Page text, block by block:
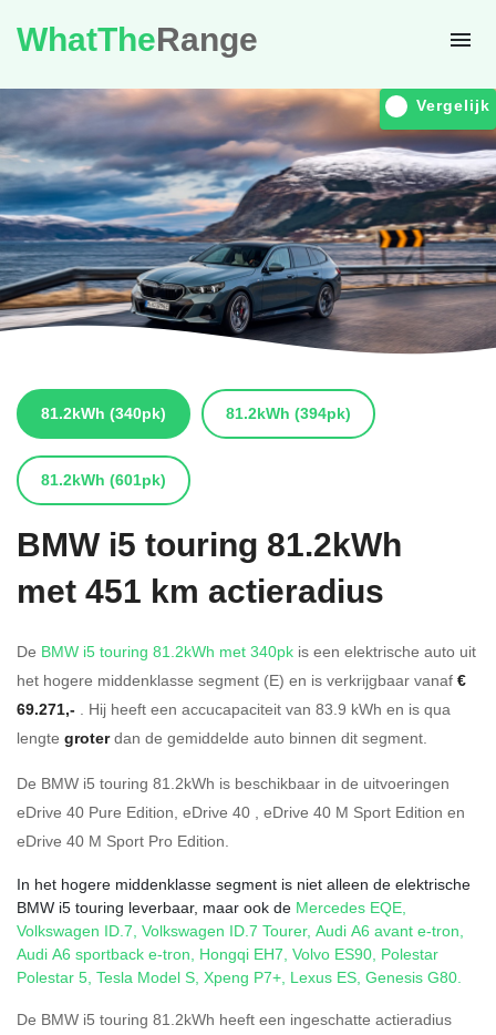
WhatTheRange
Vergelijk
81.2kWh (340pk) 81.2kWh (394pk)
81.2kWh (601pk)
BMWi5 touring 81.2kWh
met 451 km actieradius
De BMW i5 touring 81.2kWh met 340pk is een elektrische auto uit
het hogere middenklasse segment (E) en is verkrijgbaar vanaf €
69.271,- . Hij heeft een accucapaciteit van 83.9 kWh en is qua
lengte groterdan de gemiddelde auto binnen dit segment.
De BMW i5 touring 81.2kWh is beschikbaar in de uitvoeringen
eDrive 40 Pure Edition, eDrive 40 , eDrive 40 M Sport Edition en
eDrive 40 M Sport Pro Edition.
In het hogere middenklasse segment is niet alleen de elektrische
BMW i5 touring leverbaar, maar ook de Mercedes EQE,
Volkswagen ID.7, Volkswagen ID.7 Tourer, Audi A6 avant e-tron,
Audi A6 sportback e-tron, Hongqi EH7, Volvo ES90, Polestar
Polestar 5, Tesla Model S, Xpeng P7+, Lexus ES, Genesis G80.
De BMW i5 touring 81.2kWh heeft een ingeschatte actieradius